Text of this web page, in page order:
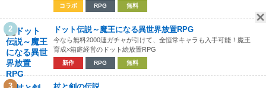
コラボ RPG 無料
2 ドット伝説～魔王になる異世界放置RPG
今なら無料2000連ガチャが引けて、全恒常キャラも入手可能！魔王
育成×箱庭経営のドット絵放置RPG
新作 RPG 無料
3